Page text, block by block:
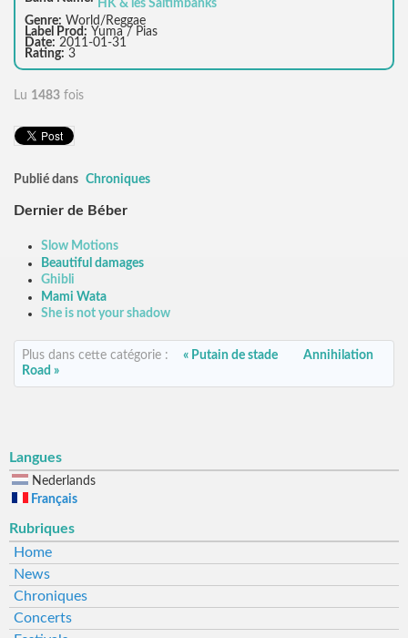
HK & les Saltimbanks
Genre: World/Reggae
Label Prod: Yuma / Pias
Date: 2011-01-31
Rating: 3
Lu 1483 fois
Publié dans Chroniques
Dernier de Béber
Slow Motions
Beautiful damages
Ghibli
Mami Wata
She is not your shadow
Plus dans cette catégorie : « Putain de stade
Annihilation
Road »
Langues
Nederlands
Français
Rubriques
Home
News
Chroniques
Concerts